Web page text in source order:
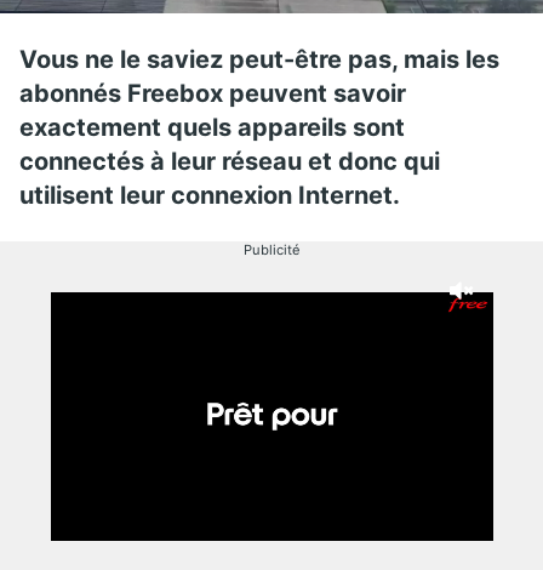
Vous ne le saviez peut-être pas, mais les
abonnés Freebox peuvent savoir
exactement quels appareils sont
connectés à leur réseau et donc qui
utilisent leur connexion Internet.
Publicité